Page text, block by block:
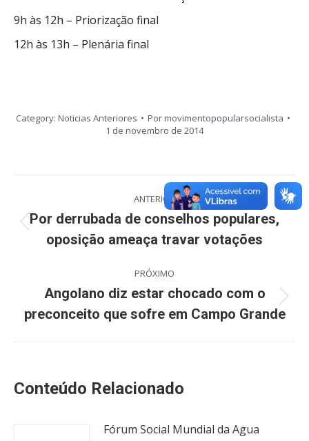
9h às 12h – Priorização final
12h às 13h – Plenária final
Category: Noticias Anteriores Pormovimentopopularsocialista
1 de novembro de 2014
de
post:
ANTERIOR
Post
anterior:
Por derrubada de conselhos populares,
oposição ameaça travar votações
PRÓXIMO
Próximo
post:
Angolano diz estar chocado com o
preconceito que sofre em Campo Grande
Conteúdo Relacionado
Fórum Social Mundial da Agua